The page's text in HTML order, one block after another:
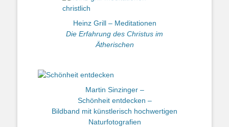
Heinz Grill – Meditationen
Die Erfahrung des Christus im
Ätherischen
Martin Sinzinger –
Schönheit entdecken –
Bildband mit künstlerisch hochwertigen
Naturfotografien